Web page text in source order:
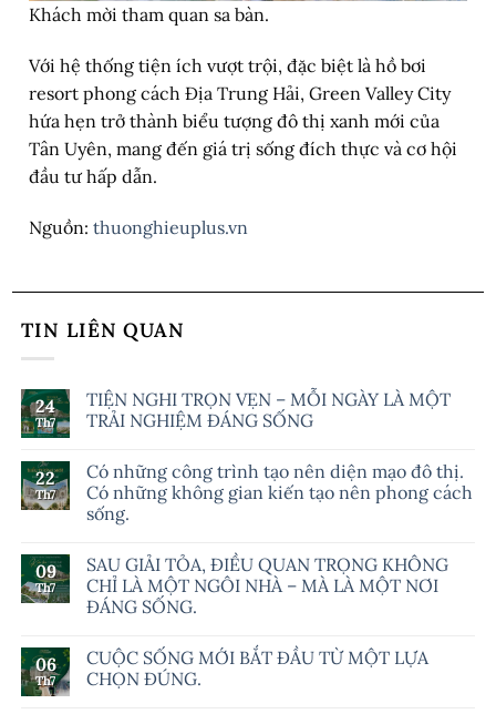
Khách mời tham quan sa bàn.
Với hệ thống tiện ích vượt trội, đặc biệt là hồ bơi
resort phong cách Địa Trung Hải, Green Valley City
hứa hẹn trở thành biểu tượng đô thị xanh mới của
Tân Uyên, mang đến giá trị sống đích thực và cơ hội
đầu tư hấp dẫn.
Nguồn:thuonghieuplus.vn
TIN LIÊN QUAN
24
Th7
TIỆN NGHI TRỌN VẸN – MỖI NGÀY LÀ MỘT
TRẢI NGHIỆM ĐÁNG SỐNG
22
Th7
Có những công trình tạo nên diện mạo đô thị.
Có những không gian kiến tạo nên phong cách
sống.
09
Th7
SAU GIẢI TỎA, ĐIỀU QUAN TRỌNG KHÔNG
CHỈ LÀ MỘT NGÔI NHÀ – MÀ LÀ MỘT NƠI
ĐÁNG SỐNG.
06
Th7
CUỘC SỐNG MỚI BẮT ĐẦU TỪ MỘT LỰA
CHỌN ĐÚNG.